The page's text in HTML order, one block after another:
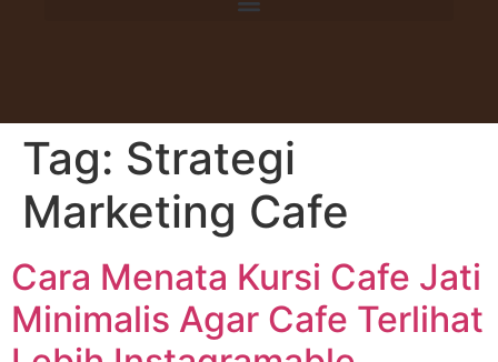
Tag: Strategi
Marketing Cafe
Cara Menata Kursi Cafe Jati
Minimalis Agar Cafe Terlihat